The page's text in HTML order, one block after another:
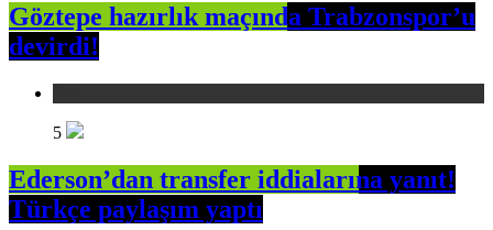
Göztepe hazırlık maçında Trabzonspor’u
devirdi!
5
Ederson’dan transfer iddialarına yanıt!
Türkçe paylaşım yaptı